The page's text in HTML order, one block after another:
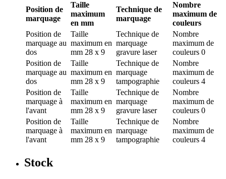
Position de
marquage
Taille
maximum
en mm
Technique de
marquage
Nombre
maximum de
couleurs
Position de
marquage au
dos
Taille
maximum en
mm 28 x 9
Technique de
marquage
gravure laser
Nombre
maximum de
couleurs 0
Position de
marquage au
dos
Taille
maximum en
mm 28 x 9
Technique de
marquage
tampographie
Nombre
maximum de
couleurs 4
Position de
marquage à
l'avant
Taille
maximum en
mm 28 x 9
Technique de
marquage
gravure laser
Nombre
maximum de
couleurs 0
Position de
marquage à
l'avant
Taille
maximum en
mm 28 x 9
Technique de
marquage
tampographie
Nombre
maximum de
couleurs 4
Stock